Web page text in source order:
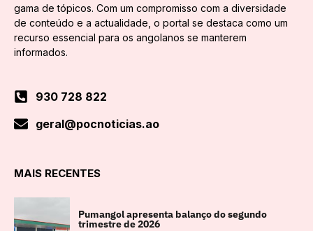
gama de tópicos. Com um compromisso com a diversidade
de conteúdo e a actualidade, o portal se destaca como um
recurso essencial para os angolanos se manterem
informados.
930 728 822
geral@pocnoticias.ao
MAIS RECENTES
Pumangol apresenta balanço do segundo
trimestre de 2026